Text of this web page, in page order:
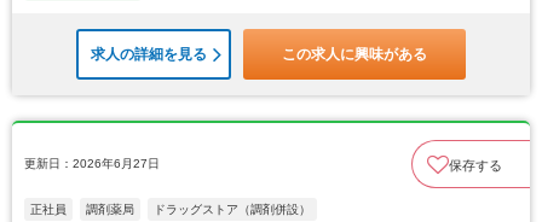
求人の詳細を見る この求人に興味がある
更新日：2026年6月27日 保存する
正社員 調剤薬局 ドラッグストア（調剤併設）